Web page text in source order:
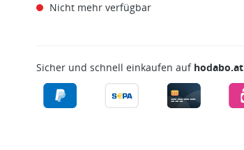
Nicht mehr verfügbar
Sicher und schnell einkaufen auf hodabo.at